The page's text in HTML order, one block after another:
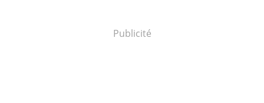
Publicité